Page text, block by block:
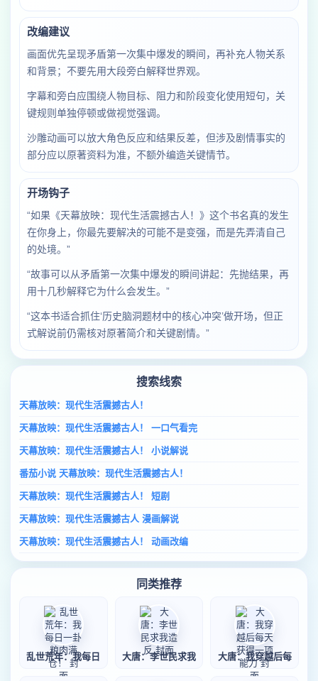
改编建议
画面优先呈现矛盾第一次集中爆发的瞬间，再补充人物关系
和背景；不要先用大段旁白解释世界观。
字幕和旁白应围绕人物目标、阻力和阶段变化使用短句，关
键规则单独停顿或做视觉强调。
沙雕动画可以放大角色反应和结果反差，但涉及剧情事实的
部分应以原著资料为准，不额外编造关键情节。
开场钩子
“如果《天幕放映：现代生活震撼古人！》这个书名真的发生
在你身上，你最先要解决的可能不是变强，而是先弄清自己
的处境。”
“故事可以从矛盾第一次集中爆发的瞬间讲起：先抛结果，再
用十几秒解释它为什么会发生。”
“这本书适合抓住‘历史脑洞题材中的核心冲突’做开场，但正
式解说前仍需核对原著简介和关键剧情。”
搜索线索
天幕放映：现代生活震撼古人！
天幕放映：现代生活震撼古人！ 一口气看完
天幕放映：现代生活震撼古人！ 小说解说
番茄小说 天幕放映：现代生活震撼古人！
天幕放映：现代生活震撼古人！ 短剧
天幕放映：现代生活震撼古人 漫画解说
天幕放映：现代生活震撼古人！ 动画改编
同类推荐
乱世荒年：我每日 大唐：李世民求我 大唐：我穿越后每